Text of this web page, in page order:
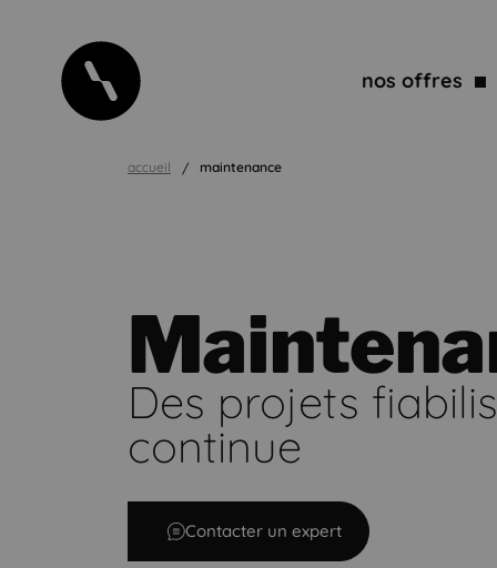
nos offres
accueil maintenance
Maintenance
Des projets
continue
Contacter un expert